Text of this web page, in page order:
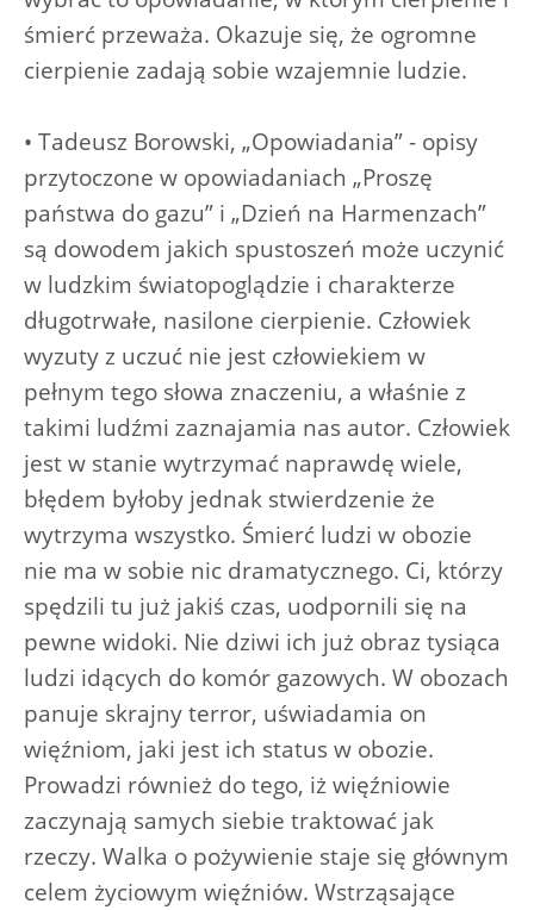
śmierć przeważa. Okazuje się, że ogromne
cierpienie zadają sobie wzajemnie ludzie.
• Tadeusz Borowski, „Opowiadania” - opisy
przytoczone w opowiadaniach „Proszę
państwa do gazu” i „Dzień na Harmenzach”
są dowodem jakich spustoszeń może uczynić
w ludzkim światopoglądzie i charakterze
długotrwałe, nasilone cierpienie. Człowiek
wyzuty z uczuć nie jest człowiekiem w
pełnym tego słowa znaczeniu, a właśnie z
takimi ludźmi zaznajamia nas autor. Człowiek
jest w stanie wytrzymać naprawdę wiele,
błędem byłoby jednak stwierdzenie że
wytrzyma wszystko. Śmierć ludzi w obozie
nie ma w sobie nic dramatycznego. Ci, którzy
spędzili tu już jakiś czas, uodpornili się na
pewne widoki. Nie dziwi ich już obraz tysiąca
ludzi idących do komór gazowych. W obozach
panuje skrajny terror, uświadamia on
więźniom, jaki jest ich status w obozie.
Prowadzi również do tego, iż więźniowie
zaczynają samych siebie traktować jak
rzeczy. Walka o pożywienie staje się głównym
celem życiowym więźniów. Wstrząsające